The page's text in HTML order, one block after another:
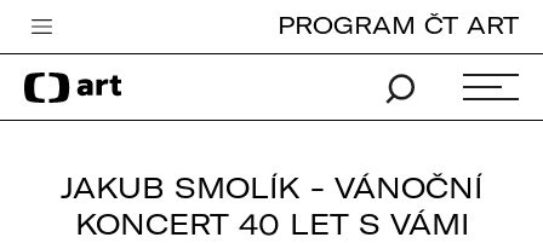
Česká televize
Zpravodajství
iVysílání
PROGRAM ČT ART
JAKUB SMOLÍK - VÁNOČNÍ
KONCERT 40 LET S VÁMI